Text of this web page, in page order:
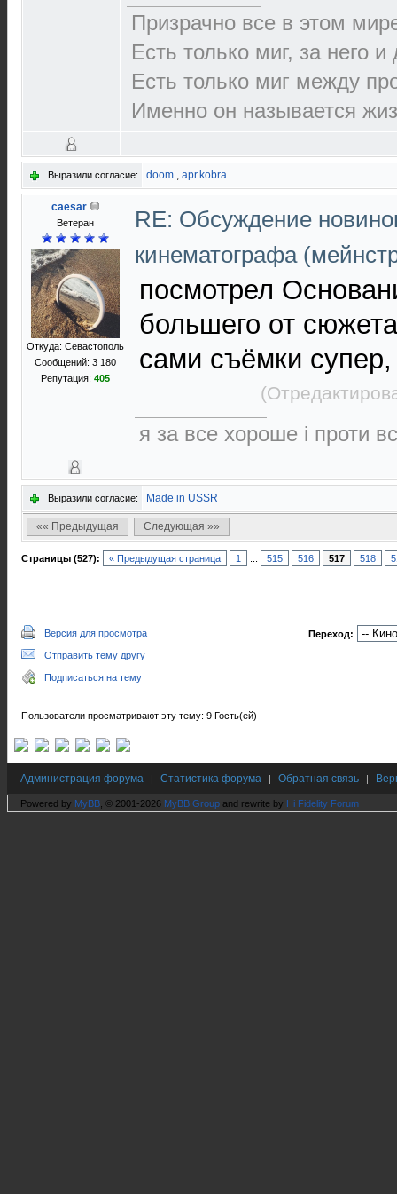
Призрачно все в этом
Есть только миг, за него
Есть только миг между
Именно он называется
Выразили согласие: doom , apr.kobra
caesar
Ветеран
Откуда: Севастополь
Сообщений: 3 180
Репутация: 405
RE: Обсуждение
кинематографа
посмотрел
большего от сюжета
сами съёмки супер,
я за все хороше і проти
Выразили согласие: Made in USSR
«« Предыдущая Следующая »»
Страницы (527): « Предыдущая страница 1 515 516 517 518
Версия для просмотра
Отправить тему другу
Подписаться на тему
Переход:
Пользователи просматривают эту тему: 9 Гость(ей)
Администрация форума | Статистика форума | Обратная связь |
Powered by MyBB , © 2001-2026 MyBB Group and rewrite by Hi Fidelity Forum